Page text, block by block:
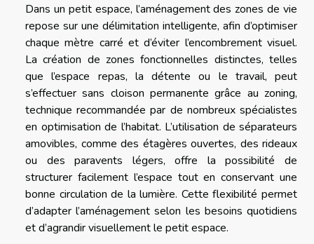
Dans un petit espace, l’aménagement des zones de vie
repose sur une délimitation intelligente, afin d’optimiser
chaque mètre carré et d’éviter l’encombrement visuel.
La création de zones fonctionnelles distinctes, telles
que l’espace repas, la détente ou le travail, peut
s’effectuer sans cloison permanente grâce au zoning,
technique recommandée par de nombreux spécialistes
en optimisation de l’habitat. L’utilisation de séparateurs
amovibles, comme des étagères ouvertes, des rideaux
ou des paravents légers, offre la possibilité de
structurer facilement l’espace tout en conservant une
bonne circulation de la lumière. Cette flexibilité permet
d’adapter l’aménagement selon les besoins quotidiens
et d’agrandir visuellement le petit espace.